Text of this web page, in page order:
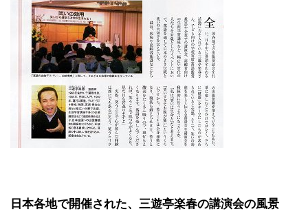
日本各地で開催された、三遊亭楽春の講演会の風景